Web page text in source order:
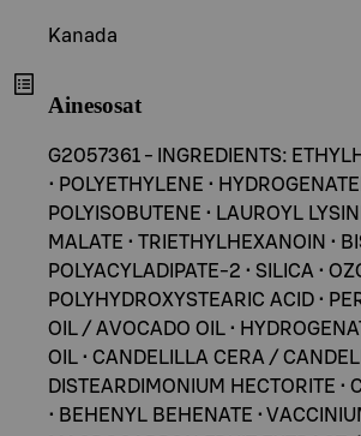
Kanada
Ainesosat
G2057361 - INGREDIENTS:
• POLYETHYLENE •
POLYISOBUTENE • LAUROYL
MALATE • TRIETHYLHEXANOIN •
POLYACYLADIPATE-2 • SILICA •
POLYHYDROXYSTEARIC ACID •
OIL / AVOCADO OIL •
OIL • CANDELILLA CERA /
DISTEARDIMONIUM HECTORITE •
• BEHENYL BEHENATE •